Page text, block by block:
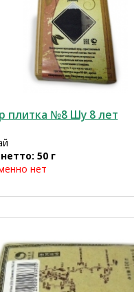
плитка №8 Шу 8 лет
50 г
нет